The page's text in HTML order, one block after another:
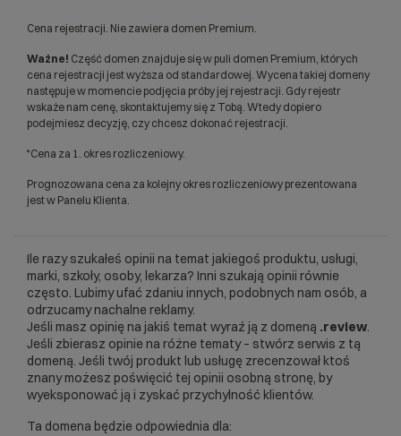
Cena rejestracji. Nie zawiera domen Premium.
Ważne! Część domen znajduje się w puli domen Premium, których
cena rejestracji jest wyższa od standardowej. Wycena takiej domeny
następuje w momencie podjęcia próby jej rejestracji. Gdy rejestr
wskaże nam cenę, skontaktujemy się z Tobą. Wtedy dopiero
podejmiesz decyzję, czy chcesz dokonać rejestracji.
*Cena za 1. okres rozliczeniowy.
Prognozowana cena za kolejny okres rozliczeniowy prezentowana
jest w Panelu Klienta.
Ile razy szukałeś opinii na temat jakiegoś produktu, usługi,
marki, szkoły, osoby, lekarza? Inni szukają opinii równie
często. Lubimy ufać zdaniu innych, podobnych nam osób, a
odrzucamy nachalne reklamy.
Jeśli masz opinię na jakiś temat wyraź ją z domeną .review.
Jeśli zbierasz opinie na różne tematy – stwórz serwis z tą
domeną. Jeśli twój produkt lub usługę zrecenzował ktoś
znany możesz poświęcić tej opinii osobną stronę, by
wyeksponować ją i zyskać przychylność klientów.
Ta domena będzie odpowiednia dla: